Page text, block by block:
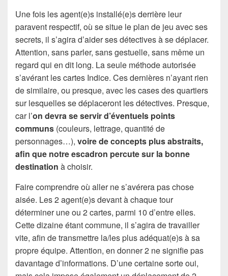
Une fois les agent(e)s installé(e)s derrière leur
paravent respectif, où se situe le plan de jeu avec ses
secrets, il s’agira d’aider ses détectives à se déplacer.
Attention, sans parler, sans gestuelle, sans même un
regard qui en dit long. La seule méthode autorisée
s’avérant les cartes Indice. Ces dernières n’ayant rien
de similaire, ou presque, avec les cases des quartiers
sur lesquelles se déplaceront les détectives. Presque,
car l’on devra se servir d’éventuels points
communs (couleurs, lettrage, quantité de
personnages…), voire de concepts plus abstraits,
afin que notre escadron percute sur la bonne
destination à choisir.
Faire comprendre où aller ne s’avérera pas chose
aisée. Les 2 agent(e)s devant à chaque tour
déterminer une ou 2 cartes, parmi 10 d’entre elles.
Cette dizaine étant commune, il s’agira de travailler
vite, afin de transmettre la/les plus adéquat(e)s à sa
propre équipe. Attention, en donner 2 ne signifie pas
davantage d’informations. D’une certaine sorte oui,